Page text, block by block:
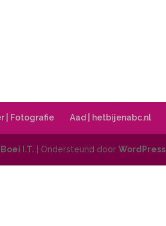
| Fotografie Aad | hetbijenabc.nl
I.T. | Ondersteund doorWordPress